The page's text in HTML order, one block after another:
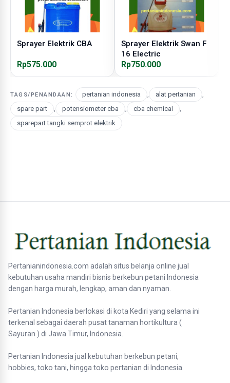
Sprayer Elektrik CBA
Rp575.000
Sprayer Elektrik Swan F
16 Electric
Rp750.000
TAGS/PENANDAAN: pertanian indonesia , alat pertanian
,
spare part
, potensiometer cba , cba chemical
,
sparepart tangki semprot elektrik
Pertanianindonesia.com adalah situs belanja online jual
kebutuhan usaha mandiri bisnis berkebun petani Indonesia
dengan harga murah, lengkap, aman dan nyaman.
Pertanian Indonesia berlokasi di kota Kediri yang selama ini
terkenal sebagai daerah pusat tanaman hortikultura (
Sayuran ) di Jawa Timur, Indonesia.
Pertanian Indonesia jual kebutuhan berkebun petani,
hobbies, toko tani, hingga toko pertanian di Indonesia.